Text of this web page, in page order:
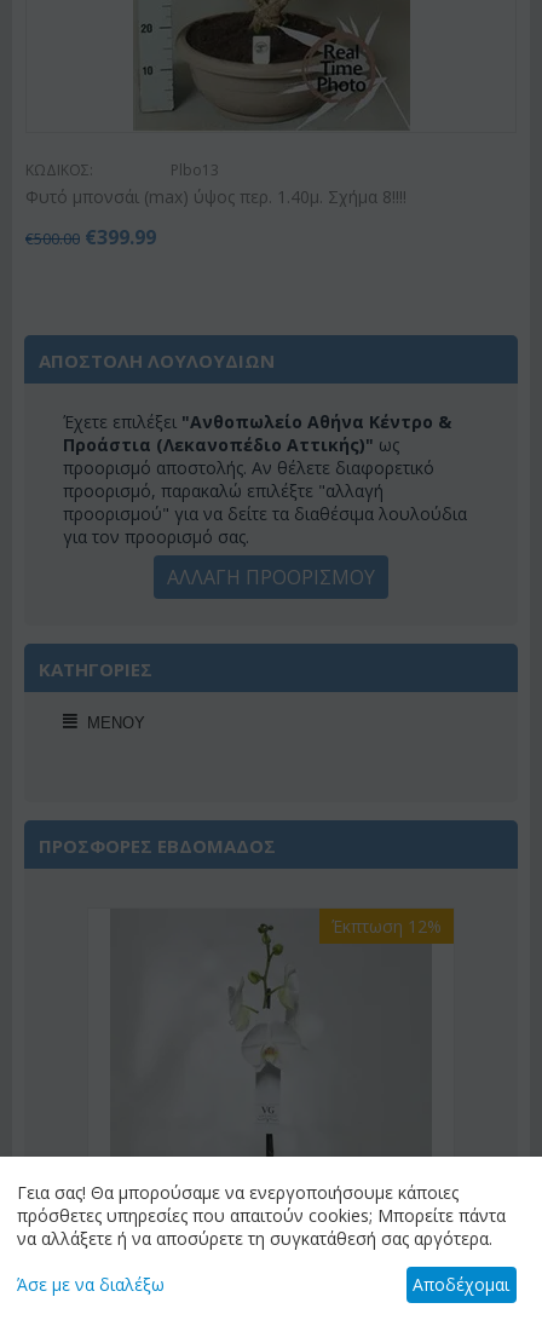
ΚΩΔΙΚΟΣ: Plbo13
Φυτό μπονσάι (max) ύψος περ. 1.40μ. Σχήμα 8!!!!
€500.00 €399.99
ΑΠΟΣΤΟΛΗ ΛΟΥΛΟΥΔΙΩΝ
Έχετε επιλέξει "Ανθοπωλείο Αθήνα Κέντρο &
Προάστια (Λεκανοπέδιο Αττικής)" ως
προορισμό αποστολής. Αν θέλετε διαφορετικό
προορισμό, παρακαλώ επιλέξτε "αλλαγή
προορισμού" για να δείτε τα διαθέσιμα λουλούδια
για τον προορισμό σας.
ΑΛΛΑΓΗ ΠΡΟΟΡΙΣΜΟΥ
ΚΑΤΗΓΟΡΙΕΣ
ΜΕΝΟΎ
ΠΡΟΣΦΟΡΕΣ ΕΒΔΟΜΑΔΟΣ
Έκπτωση 9%
Γεια σας! Θα μπορούσαμε να ενεργοποιήσουμε κάποιες
πρόσθετες υπηρεσίες που απαιτούν cookies; Μπορείτε πάντα
να αλλάξετε ή να αποσύρετε τη συγκατάθεσή σας αργότερα.
Άσε με να διαλέξω Αποδέχομαι